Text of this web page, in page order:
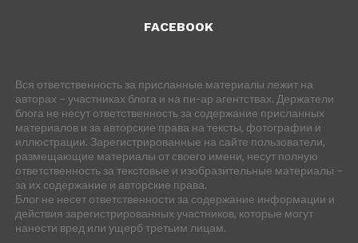
FACEBOOK
Вся ответственность за присланные материалы лежит на
авторах – участниках блога и на пи-ар агентствах. Держатели
блога не несут ответственность за содержание присланных
материалов и за авторские права на тексты, фотографии и
иллюстрации. Зарегистрированные на сайте пользователи,
размещающие материалы от своего имени, несут полную
ответственность за текстовые и изобразительные материалы –
за их содержание и авторские права.
Блог не несет ответственности за содержание информации и
действия зарегистрированных участников, которые могут
нанести вред или ущерб третьим лицам.